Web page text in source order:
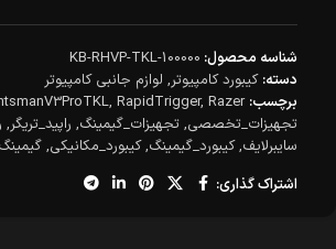
شناسه محصول: KB-RHVP-TKL-100000
دسته: کیبورد کامپیوتر, لوازم جانبی کامپیوتر
برچسب:
, RapidTrigger, Razer
تجهیزات_تخصصی, تجهیزات_گیمینگ, راپید_تریگر,
سایبرلایف, کیبورد_گیمینگ, کیبورد_مکانیکی,
اشتراک گذاری: